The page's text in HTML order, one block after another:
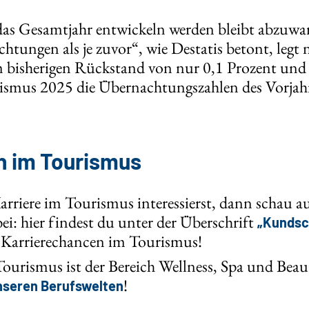
Gesamtjahr entwickeln werden bleibt
als je zuvor“, wie Destatis betont, legt
Rückstand von nur 0,1 Prozent
2025 die Übernachtungszahlen des
im Tourismus
im Tourismus interessierst, dann schau
hier findest du unter der Überschrift
im Tourismus!
ist der Bereich Wellness, Spa und
Berufswelten!